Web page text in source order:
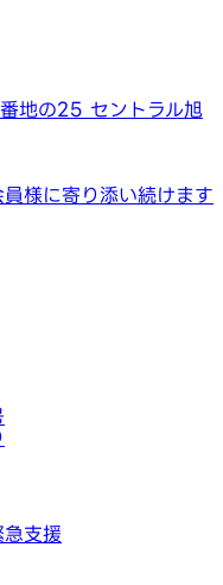
地の25 セントラル旭
様に寄り添い続けます
急支援